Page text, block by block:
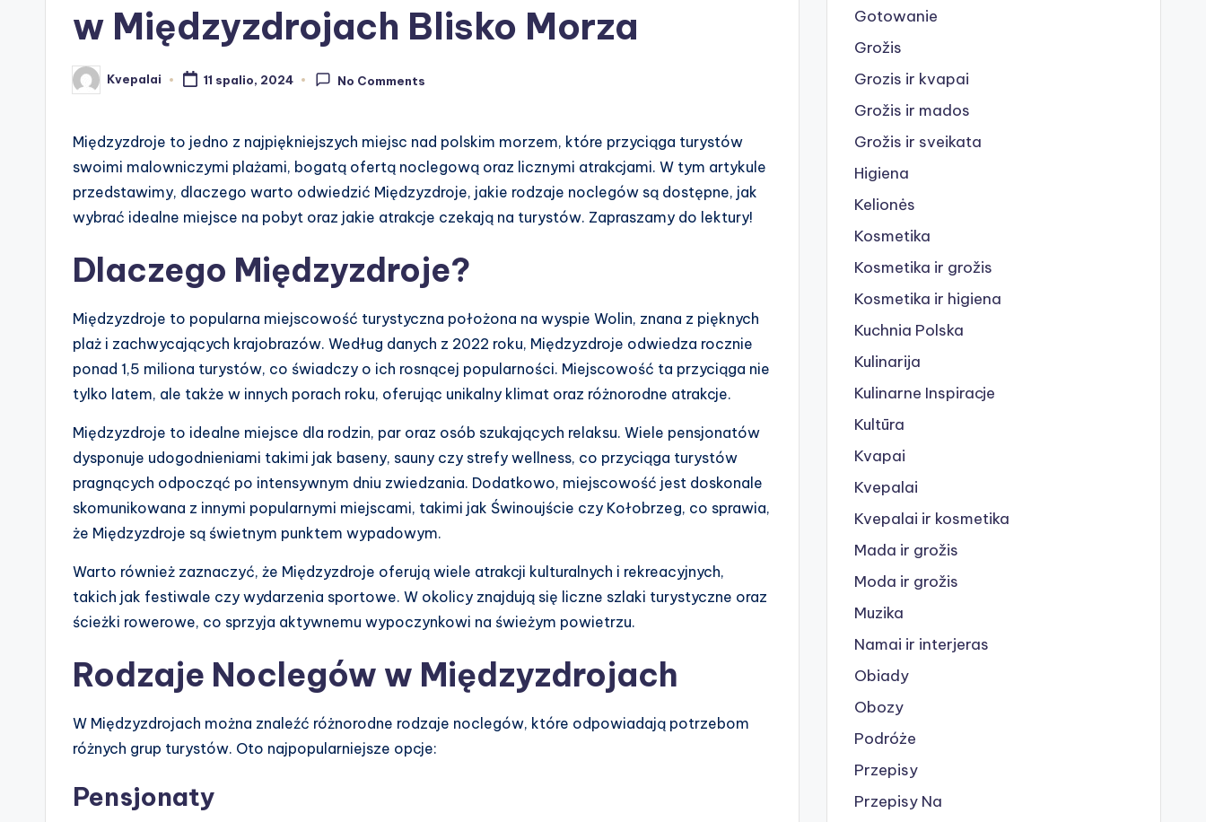
w Międzyzdrojach Blisko Morza
Posted
by
Kvepalai 11 spalio, 2024 No Comments
Międzyzdroje to jedno z najpiękniejszych miejsc nad polskim morzem, które przyciąga turystów
swoimi malowniczymi plażami, bogatą ofertą noclegową oraz licznymi atrakcjami. W tym artykule
przedstawimy, dlaczego warto odwiedzić Międzyzdroje, jakie rodzaje noclegów są dostępne, jak
wybrać idealne miejsce na pobyt oraz jakie atrakcje czekają na turystów. Zapraszamy do lektury!
Dlaczego Międzyzdroje?
Międzyzdroje to popularna miejscowość turystyczna położona na wyspie Wolin, znana z pięknych
plaż i zachwycających krajobrazów. Według danych z 2022 roku, Międzyzdroje odwiedza rocznie
ponad 1,5 miliona turystów, co świadczy o ich rosnącej popularności. Miejscowość ta przyciąga nie
tylko latem, ale także w innych porach roku, oferując unikalny klimat oraz różnorodne atrakcje.
Międzyzdroje to idealne miejsce dla rodzin, par oraz osób szukających relaksu. Wiele pensjonatów
dysponuje udogodnieniami takimi jak baseny, sauny czy strefy wellness, co przyciąga turystów
pragnących odpocząć po intensywnym dniu zwiedzania. Dodatkowo, miejscowość jest doskonale
skomunikowana z innymi popularnymi miejscami, takimi jak Świnoujście czy Kołobrzeg, co sprawia,
że Międzyzdroje są świetnym punktem wypadowym.
Warto również zaznaczyć, że Międzyzdroje oferują wiele atrakcji kulturalnych i rekreacyjnych,
takich jak festiwale czy wydarzenia sportowe. W okolicy znajdują się liczne szlaki turystyczne oraz
ścieżki rowerowe, co sprzyja aktywnemu wypoczynkowi na świeżym powietrzu.
Rodzaje Noclegów w Międzyzdrojach
W Międzyzdrojach można znaleźć różnorodne rodzaje noclegów, które odpowiadają potrzebom
różnych grup turystów. Oto najpopularniejsze opcje:
Pensjonaty
Gotowanie
Grožis
Grozis ir kvapai
Grožis ir mados
Grožis ir sveikata
Higiena
Kelionės
Kosmetika
Kosmetika ir grožis
Kosmetika ir higiena
Kuchnia Polska
Kulinarija
Kulinarne Inspiracje
Kultūra
Kvapai
Kvepalai
Kvepalai ir kosmetika
Mada ir grožis
Moda ir grožis
Muzika
Namai ir interjeras
Obiady
Obozy
Podróże
Przepisy
Przepisy Na